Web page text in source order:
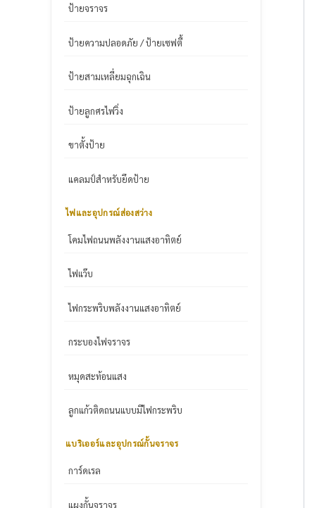
ป้ายจราจร
ป้ายความปลอดภัย / ป้ายเซฟตี้
ป้ายสามเหลี่ยมฉุกเฉิน
ป้ายลูกศรไฟวิ่ง
ขาตั้งป้าย
แคลมป์สำหรับยึดป้าย
ไฟและอุปกรณ์ส่องสว่าง
โคมไฟถนนพลังงานแสงอาทิตย์
ไฟแว๊บ
ไฟกระพริบพลังงานแสงอาทิตย์
กระบองไฟจราจร
หมุดสะท้อนแสง
ลูกแก้วติดถนนแบบมีไฟกระพริบ
แบริเออร์และอุปกรณ์กั้นจราจร
การ์ดเรล
แผงกั้นจราจร